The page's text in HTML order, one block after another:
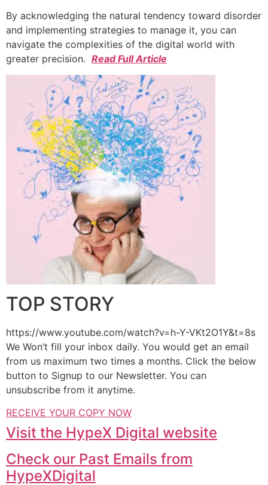
By acknowledging the natural tendency toward disorder
and implementing strategies to manage it, you can
navigate the complexities of the digital world with
greater precision. Read Full Article
TOP STORY
https://www.youtube.com/watch?v=h-Y-VKt2O1Y&t=8s
We Won’t fill your inbox daily. You would get an email
from us maximum two times a months. Click the below
button to Signup to our Newsletter. You can
unsubscribe from it anytime.
RECEIVE YOUR COPY NOW
Visit the HypeX Digital website
Check our Past Emails from
HypeXDigital